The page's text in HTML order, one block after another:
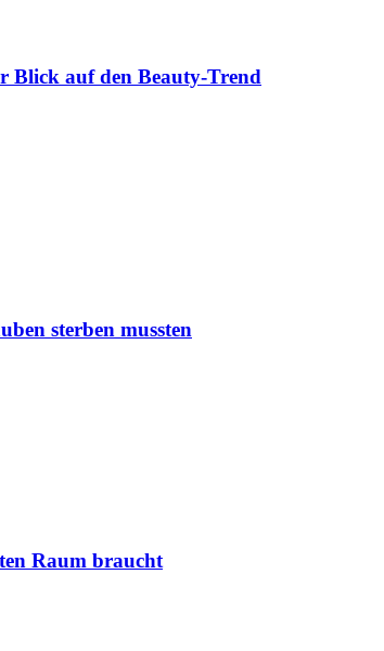
Blick auf den Beauty-Trend
sterben mussten
Raum braucht